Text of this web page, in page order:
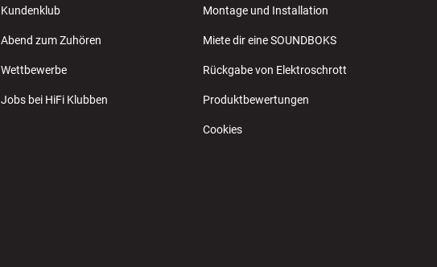
Kundenklub
Abend zum Zuhören
Wettbewerbe
Jobs bei HiFi Klubben
Montage und Installation
Miete dir eine SOUNDBOKS
Rückgabe von Elektroschrott
Produktbewertungen
Cookies